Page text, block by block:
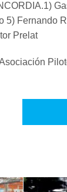
5) Fernando
Prelat